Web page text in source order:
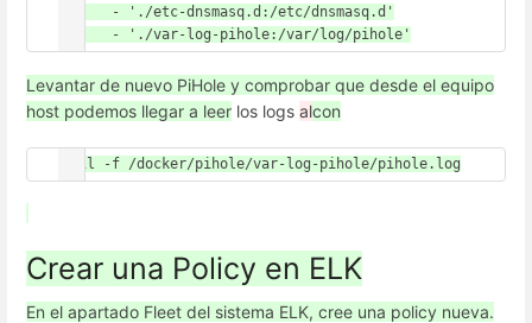
Levantar de nuevo PiHole y comprobar que desde el equipo
host podemos llegar a leer los logs alcon
Crear una Policy en ELK
En el apartado Fleet del sistema ELK, cree una policy nueva.